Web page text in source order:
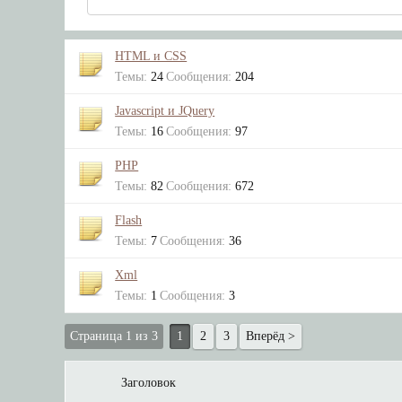
HTML и CSS
Темы: 24 Сообщения: 204
Последнее:
Javascript и JQuery
Темы: 16 Сообщения: 97
Последнее:
PHP
Темы: 82 Сообщения: 672
Последнее:
Flash
Темы: 7 Сообщения: 36
Последнее:
Xml
Темы: 1 Сообщения: 3
Последнее:
Страница 1 из 3 1 2 3 Вперёд >
Заголовок